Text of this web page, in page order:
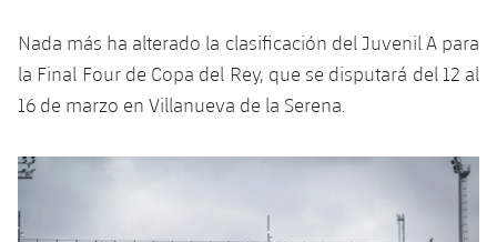
Palmarés
Masculino
Femenino
Actualidad
Jugadores
Hockey sobre hielo
plusicon
más
Actualidad
Jugadores
Hockey hierba
plusicon
más
Noticias
Hockey Hierba Masculino
Nada más ha alterado la clasificación del Juvenil A para
la Final Four de Copa del Rey, que se disputará del 12 al
16 de marzo en Villanueva de la Serena.
Anterior
label.aria.chevronleft Siguiente